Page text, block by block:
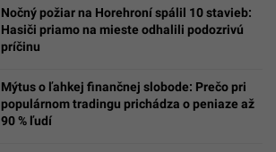
Nočný požiar na Horehroní spálil 10 stavieb:
Hasiči priamo na mieste odhalili podozrivú
príčinu
Mýtus o ľahkej finančnej slobode: Prečo pri
populárnom tradingu prichádza o peniaze až
90 % ľudí